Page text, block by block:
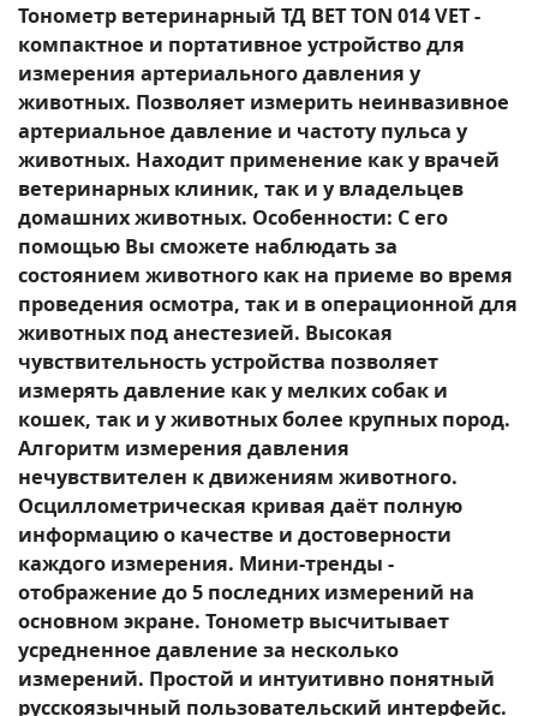
Тонометр ветеринарный ТД ВЕТ TON 014 VET -
компактное и портативное устройство для
измерения артериального давления у
животных. Позволяет измерить неинвазивное
артериальное давление и частоту пульса у
животных. Находит применение как у врачей
ветеринарных клиник, так и у владельцев
домашних животных. Особенности: С его
помощью Вы сможете наблюдать за
состоянием животного как на приеме во время
проведения осмотра, так и в операционной для
животных под анестезией. Высокая
чувствительность устройства позволяет
измерять давление как у мелких собак и
кошек, так и у животных более крупных пород.
Алгоритм измерения давления
нечувствителен к движениям животного.
Осциллометрическая кривая даёт полную
информацию о качестве и достоверности
каждого измерения. Мини-тренды -
отображение до 5 последних измерений на
основном экране. Тонометр высчитывает
усредненное давление за несколько
измерений. Простой и интуитивно понятный
русскоязычный пользовательский интерфейс.